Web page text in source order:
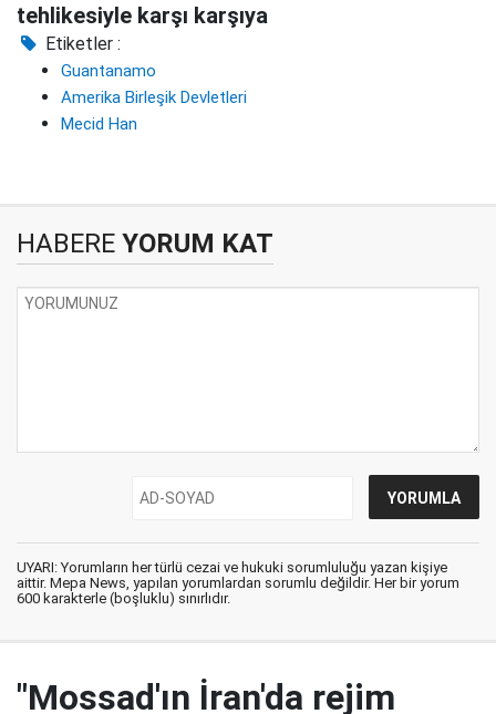
tehlikesiyle karşı karşıya
Etiketler :
Guantanamo
Amerika Birleşik Devletleri
Mecid Han
HABERE YORUM KAT
UYARI: Yorumların her türlü cezai ve hukuki sorumluluğu yazan kişiye
aittir. Mepa News, yapılan yorumlardan sorumlu değildir. Her bir yorum
600 karakterle (boşluklu) sınırlıdır.
"Mossad'ın İran'da rejim